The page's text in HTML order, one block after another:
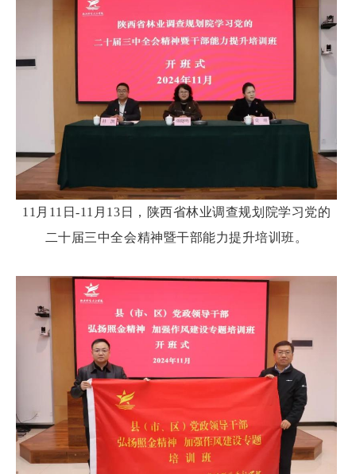
11月11日-11月13日，陕西省林业调查规划院学习党的
二十届三中全会精神暨干部能力提升培训班。